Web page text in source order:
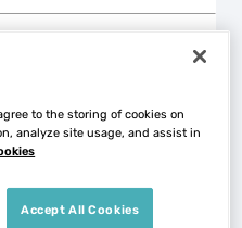
Lumiere
Téléphone
Voir plus
to the storing of cookies on
analyze site usage, and assist in
Accept All Cookies